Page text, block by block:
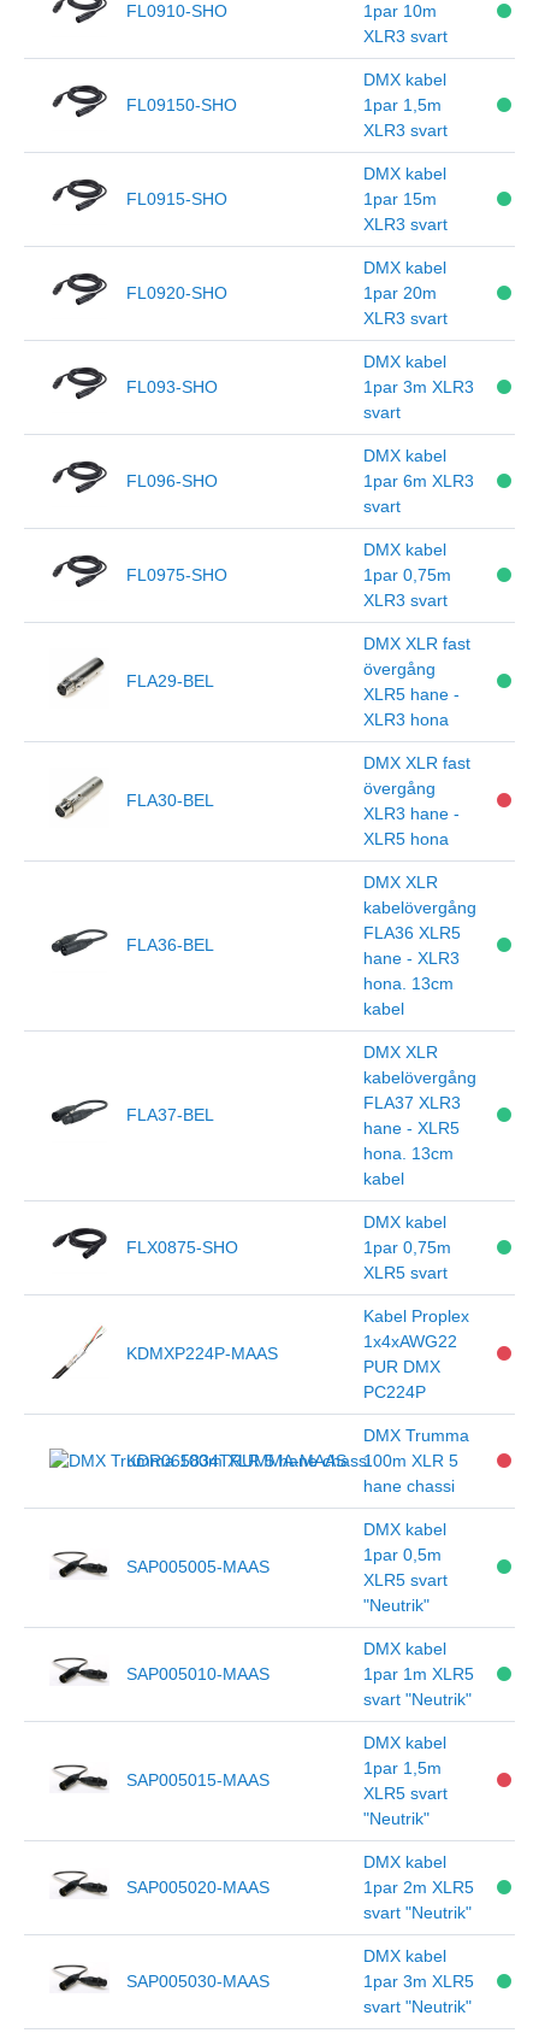
FL0910-SHO
1par 10m
XLR3 svart
FL09150-SHO
DMX kabel
1par 1,5m
XLR3 svart
FL0915-SHO
DMX kabel
1par 15m
XLR3 svart
FL0920-SHO
DMX kabel
1par 20m
XLR3 svart
FL093-SHO
DMX kabel
1par 3m XLR3
svart
FL096-SHO
DMX kabel
1par 6m XLR3
svart
FL0975-SHO
DMX kabel
1par 0,75m
XLR3 svart
FLA29-BEL
DMX XLR fast
övergång
XLR5 hane -
XLR3 hona
FLA30-BEL
DMX XLR fast
övergång
XLR3 hane -
XLR5 hona
FLA36-BEL
DMX XLR
kabelövergång
FLA36 XLR5
hane - XLR3
hona. 13cm
kabel
FLA37-BEL
DMX XLR
kabelövergång
FLA37 XLR3
hane - XLR5
hona. 13cm
kabel
FLX0875-SHO
DMX kabel
1par 0,75m
XLR5 svart
KDMXP224P-MAAS
Kabel Proplex
1x4xAWG22
PUR DMX
PC224P
KDR065834TRUMMA-MAAS
DMX Trumma
100m XLR 5
hane chassi
SAP005005-MAAS
DMX kabel
1par 0,5m
XLR5 svart
"Neutrik"
SAP005010-MAAS
DMX kabel
1par 1m XLR5
svart "Neutrik"
SAP005015-MAAS
DMX kabel
1par 1,5m
XLR5 svart
"Neutrik"
SAP005020-MAAS
DMX kabel
1par 2m XLR5
svart "Neutrik"
SAP005030-MAAS
DMX kabel
1par 3m XLR5
svart "Neutrik"